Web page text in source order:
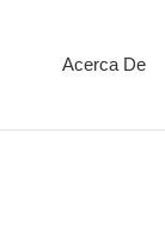
Acerca De